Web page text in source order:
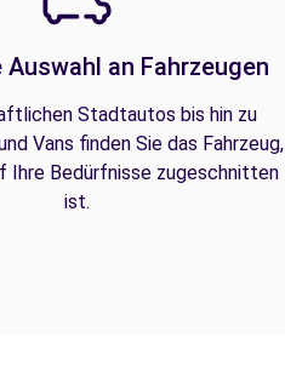
Auswahl an Fahrzeugen
Stadtautos bis hin zu
Vans finden Sie das Fahrzeug,
Ihre Bedürfnisse zugeschnitten
ist.